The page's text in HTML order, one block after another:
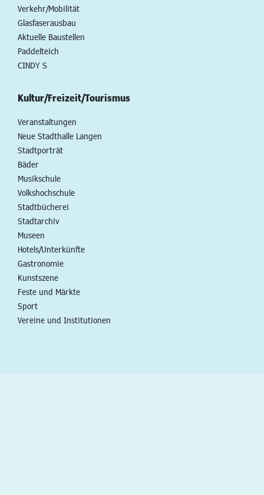
Verkehr/Mobilität
Glasfaserausbau
Aktuelle Baustellen
Paddelteich
CINDY S
Kultur/Freizeit/Tourismus
Veranstaltungen
Neue Stadthalle Langen
Stadtporträt
Bäder
Musikschule
Volkshochschule
Stadtbücherei
Stadtarchiv
Museen
Hotels/Unterkünfte
Gastronomie
Kunstszene
Feste und Märkte
Sport
Vereine und Institutionen